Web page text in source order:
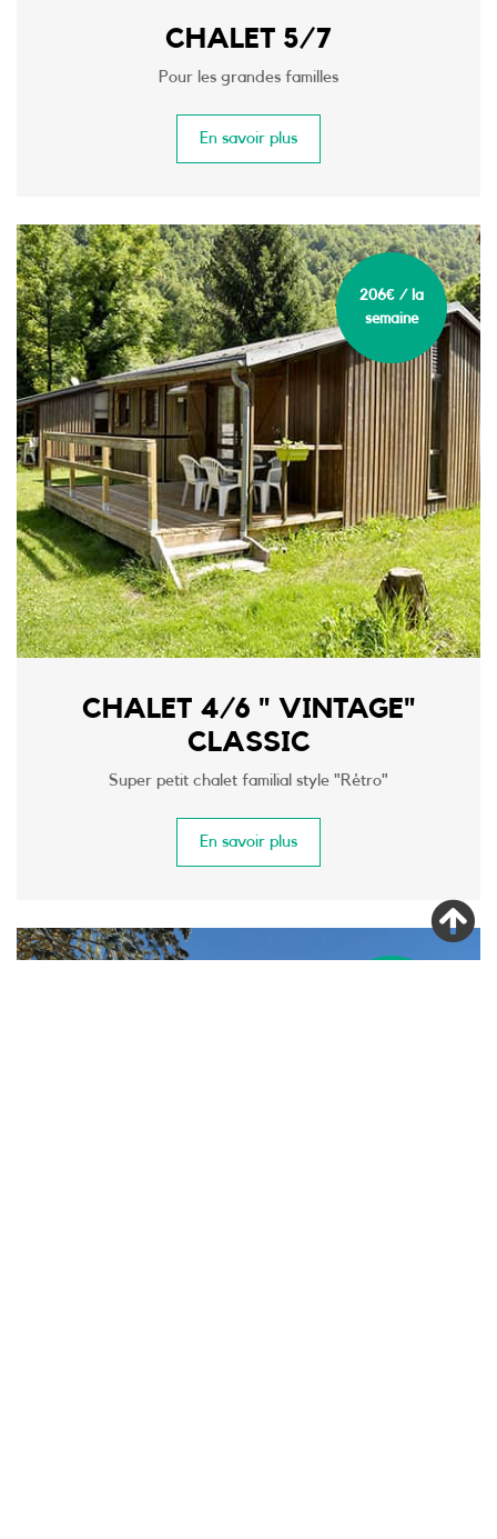
CHALET 5/7
Pour les grandes familles
En savoir plus
206€ / la
semaine
CHALET 4/6 " VINTAGE"
CLASSIC
Super petit chalet familial style "Rétro"
En savoir plus